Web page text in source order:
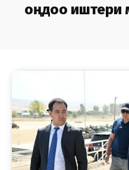
оңдоо иштери